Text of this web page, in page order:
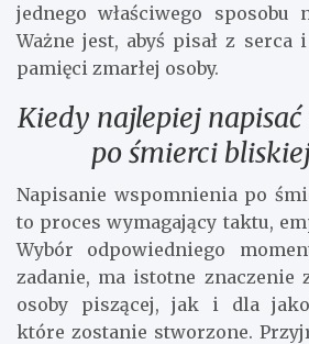
jednego właściwego sposobu
Ważne jest, abyś pisał z serca
pamięci zmarłej osoby.
Kiedy najlepiej
po śmierci
Napisanie wspomnienia po
to proces wymagający taktu,
Wybór odpowiedniego
zadanie, ma istotne znaczenie
osoby piszącej, jak i dla
które zostanie stworzone.